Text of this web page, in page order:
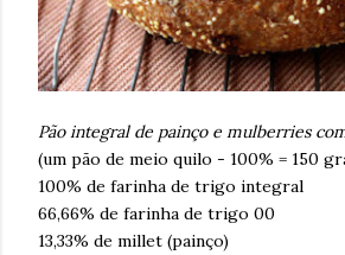
Pão integral de painço e mulberries
(um pão de meio quilo - 100% = 150
100% de farinha de trigo integral
66,66% de farinha de trigo 00
13,33% de millet (painço)